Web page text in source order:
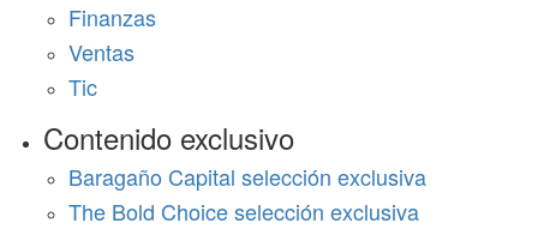
Finanzas
Ventas
Tic
Contenido exclusivo
Baragaño Capital selección exclusiva
The Bold Choice selección exclusiva